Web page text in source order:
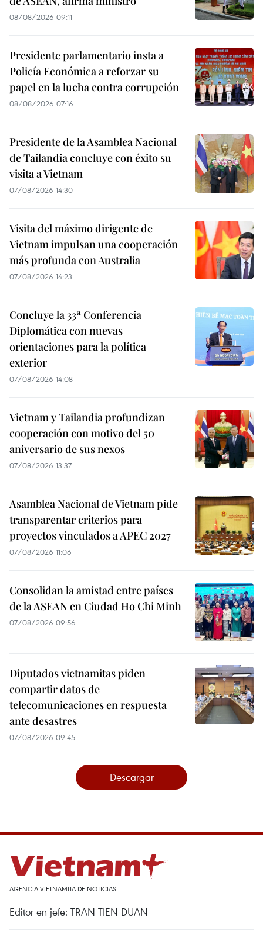
08/08/2026 09:11
Presidente parlamentario insta a
Policía Económica a reforzar su
papel en la lucha contra corrupción
08/08/2026 07:16
Presidente de la Asamblea Nacional
de Tailandia concluye con éxito su
visita a Vietnam
07/08/2026 14:30
Visita del máximo dirigente de
Vietnam impulsan una cooperación
más profunda con Australia
07/08/2026 14:23
Concluye la 33ª Conferencia
Diplomática con nuevas
orientaciones para la política
exterior
07/08/2026 14:08
Vietnam y Tailandia profundizan
cooperación con motivo del 50
aniversario de sus nexos
07/08/2026 13:37
Asamblea Nacional de Vietnam pide
transparentar criterios para
proyectos vinculados a APEC 2027
07/08/2026 11:06
Consolidan la amistad entre países
de la ASEAN en Ciudad Ho Chi Minh
07/08/2026 09:56
Diputados vietnamitas piden
compartir datos de
telecomunicaciones en respuesta
ante desastres
07/08/2026 09:45
Descargar
AGENCIA VIETNAMITA DE NOTICIAS
Editor en jefe: TRAN TIEN DUAN